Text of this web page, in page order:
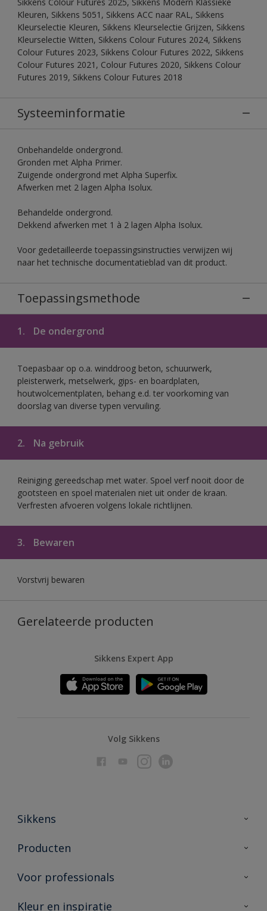
Kleuren, Sikkens 5051, Sikkens ACC naar RAL, Sikkens
Kleurselectie Kleuren, Sikkens Kleurselectie Grijzen, Sikkens
Kleurselectie Witten, Sikkens Colour Futures 2024, Sikkens
Colour Futures 2023, Sikkens Colour Futures 2022, Sikkens
Colour Futures 2021, Colour Futures 2020, Sikkens Colour
Futures 2019, Sikkens Colour Futures 2018
Systeeminformatie
Onbehandelde ondergrond.
Gronden met Alpha Primer.
Zuigende ondergrond met Alpha Superfix.
Afwerken met 2 lagen Alpha Isolux.
Behandelde ondergrond.
Dekkend afwerken met 1 à 2 lagen Alpha Isolux.
Voor gedetailleerde toepassingsinstructies verwijzen wij
naar het technische documentatieblad van dit product.
Toepassingsmethode
1. De ondergrond
Toepasbaar op o.a. winddroog beton, schuurwerk,
pleisterwerk, metselwerk, gips- en boardplaten,
houtwolcementplaten, behang e.d. ter voorkoming van
doorslag van diverse typen vervuiling.
2. Na gebruik
Reiniging gereedschap met water. Spoel verf nooit door de
gootsteen en spoel materialen niet uit onder de kraan.
Verfresten afvoeren volgens lokale richtlijnen.
3. Bewaren
Vorstvrij bewaren
Gerelateerde producten
Sikkens Expert App
Volg Sikkens
Sikkens
Over Sikkens
Duurzaamheid
Producten
Producten voor binnen
Vind je verkooppunt
Voor professionals
Advies & service
Kleur en inspiratie